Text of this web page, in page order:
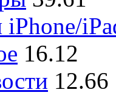
iPhone/
16.12
12.66